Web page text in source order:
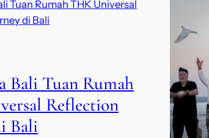
Bali Tuan Rumah
Reflection
Bali